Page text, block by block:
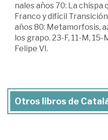
nales años 70: La chispa
Franco y difícil
años 80: Metamorfosis,
los grapo. 23-F, 11-M, 15-
Felipe VI.
Otros libros de